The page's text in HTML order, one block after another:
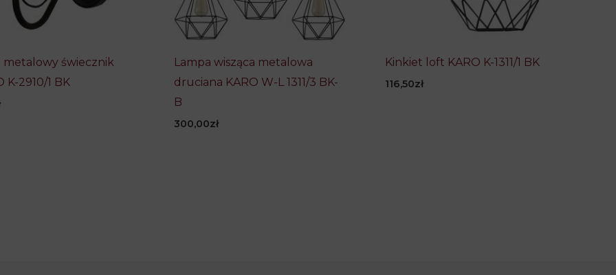
metalowy świecznik
K-2910/1 BK
Lampa wisząca metalowa
druciana KARO W-L 1311/3 BK-
B
300,00zł
Kinkiet loft KARO K-1311/1 BK
116,50zł